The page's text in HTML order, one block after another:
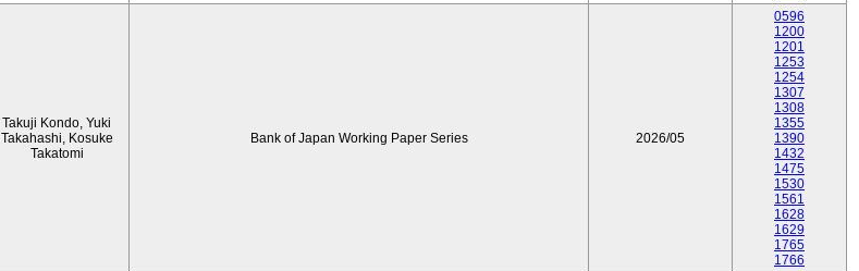
Takuji Kondo, Yuki
Takahashi, Kosuke
Takatomi
Bank of Japan Working Paper Series 2026/05
0596
1200
1201
1253
1254
1307
1308
1355
1390
1432
1475
1530
1561
1628
1629
1765
1766